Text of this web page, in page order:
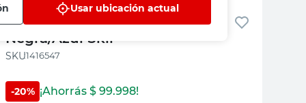
Usar ubicación actual
Skil
Bicicleta Aluminio R29
Negra/Azul Skil
:1416547
-20% ¡Ahorrás $ 99.998!